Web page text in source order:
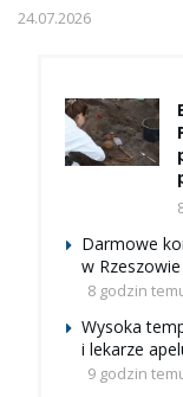
24.07.2026
Darmowe
w Rzeszowie
8 godzin
Wysoka
i lekarze
9 godzin